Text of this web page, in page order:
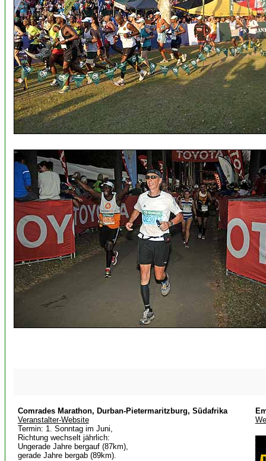
Comrades Marathon, Durban-Pietermaritzburg, Südafrika
Veranstalter-Website
Termin: 1. Sonntag im Juni,
Richtung wechselt jährlich:
Ungerade Jahre bergauf (87km),
gerade Jahre bergab (89km).